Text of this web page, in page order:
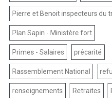
Pierre et Benoit inspecteurs du
Plan Sapin - Ministère fort
Primes - Salaires précarité
Rassemblement National
renseignements Retraites